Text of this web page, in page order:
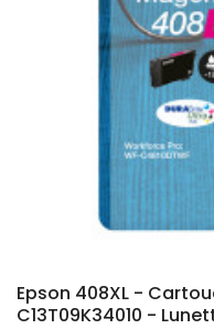
Epson 408XL -
C13T09K34010 -